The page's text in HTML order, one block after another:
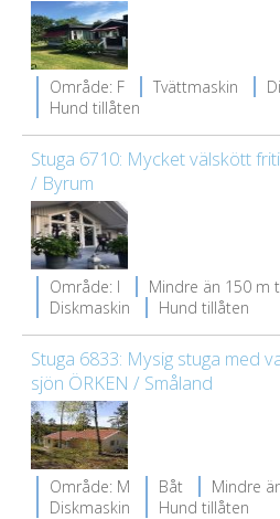
Område: F
Tvättmaskin
Hund tillåten
Stuga 6710: Mycket välskött
/ Byrum
Område: I
Mindre än 150 m
Diskmaskin
Hund tillåten
Stuga 6833: Mysig stuga med
sjön ÖRKEN / Småland
Område: M
Båt
Mindre
Diskmaskin
Hund tillåten